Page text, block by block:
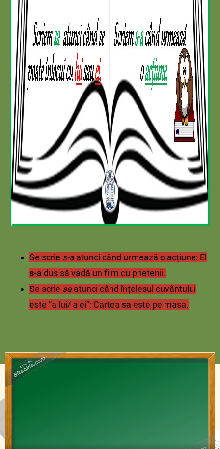
Se scrie s-a atunci când urmează o acțiune: El
s-a dus să vadă un film cu prietenii.
Se scrie sa atunci când înțelesul cuvântului
este ”a lui/ a ei”: Cartea sa este pe masa.